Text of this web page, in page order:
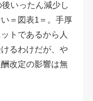
いったん減少し
＝図表1＝。手厚
トであるから人
るわけだが、や
改定の影響は無